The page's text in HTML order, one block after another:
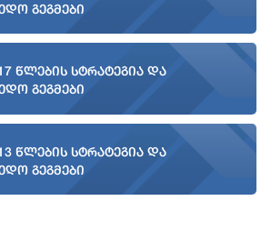
გეგმები
წლების სტრატეგია და
გეგმები
წლების სტრატეგია და
გეგმები